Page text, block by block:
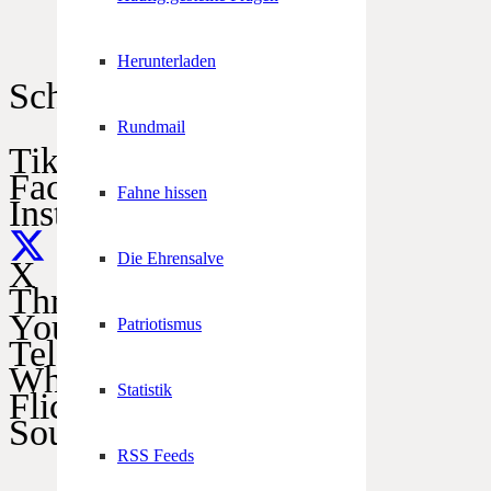
Herunterladen
Rundmail
Fahne hissen
Die Ehrensalve
Patriotismus
Statistik
RSS Feeds
Schützen im Netz
TikTok
Facebook
Instagram
X
Threads
YouTube
Telegram
WhatsApp
Flickr
SoundCloud